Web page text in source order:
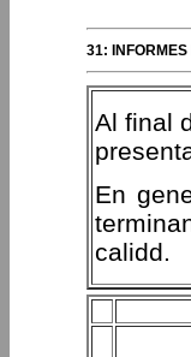
31:
Al final
En
calidd.